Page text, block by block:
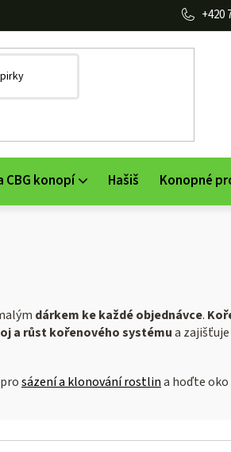
CBG konopí Hašiš Konopné
dárkem ke každé objednávce.
a růst kořenového systémua
sázení a klonování rostlina hoďte oko